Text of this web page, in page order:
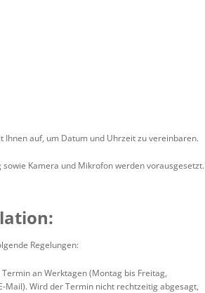
auf, um Datum und Uhrzeit zu vereinbaren.
Kamera und Mikrofon werden vorausgesetzt.
Regelungen:
an Werktagen (Montag bis Freitag,
Wird der Termin nicht rechtzeitig abgesagt,